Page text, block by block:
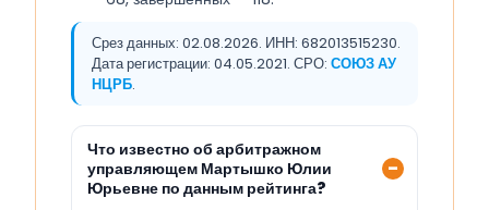
Срез данных: 02.08.2026. ИНН: 682013515230.
Дата регистрации: 04.05.2021. СРО: СОЮЗ АУ
НЦРБ.
Что известно об арбитражном
управляющем Мартышко Юлии
Юрьевне по данным рейтинга?